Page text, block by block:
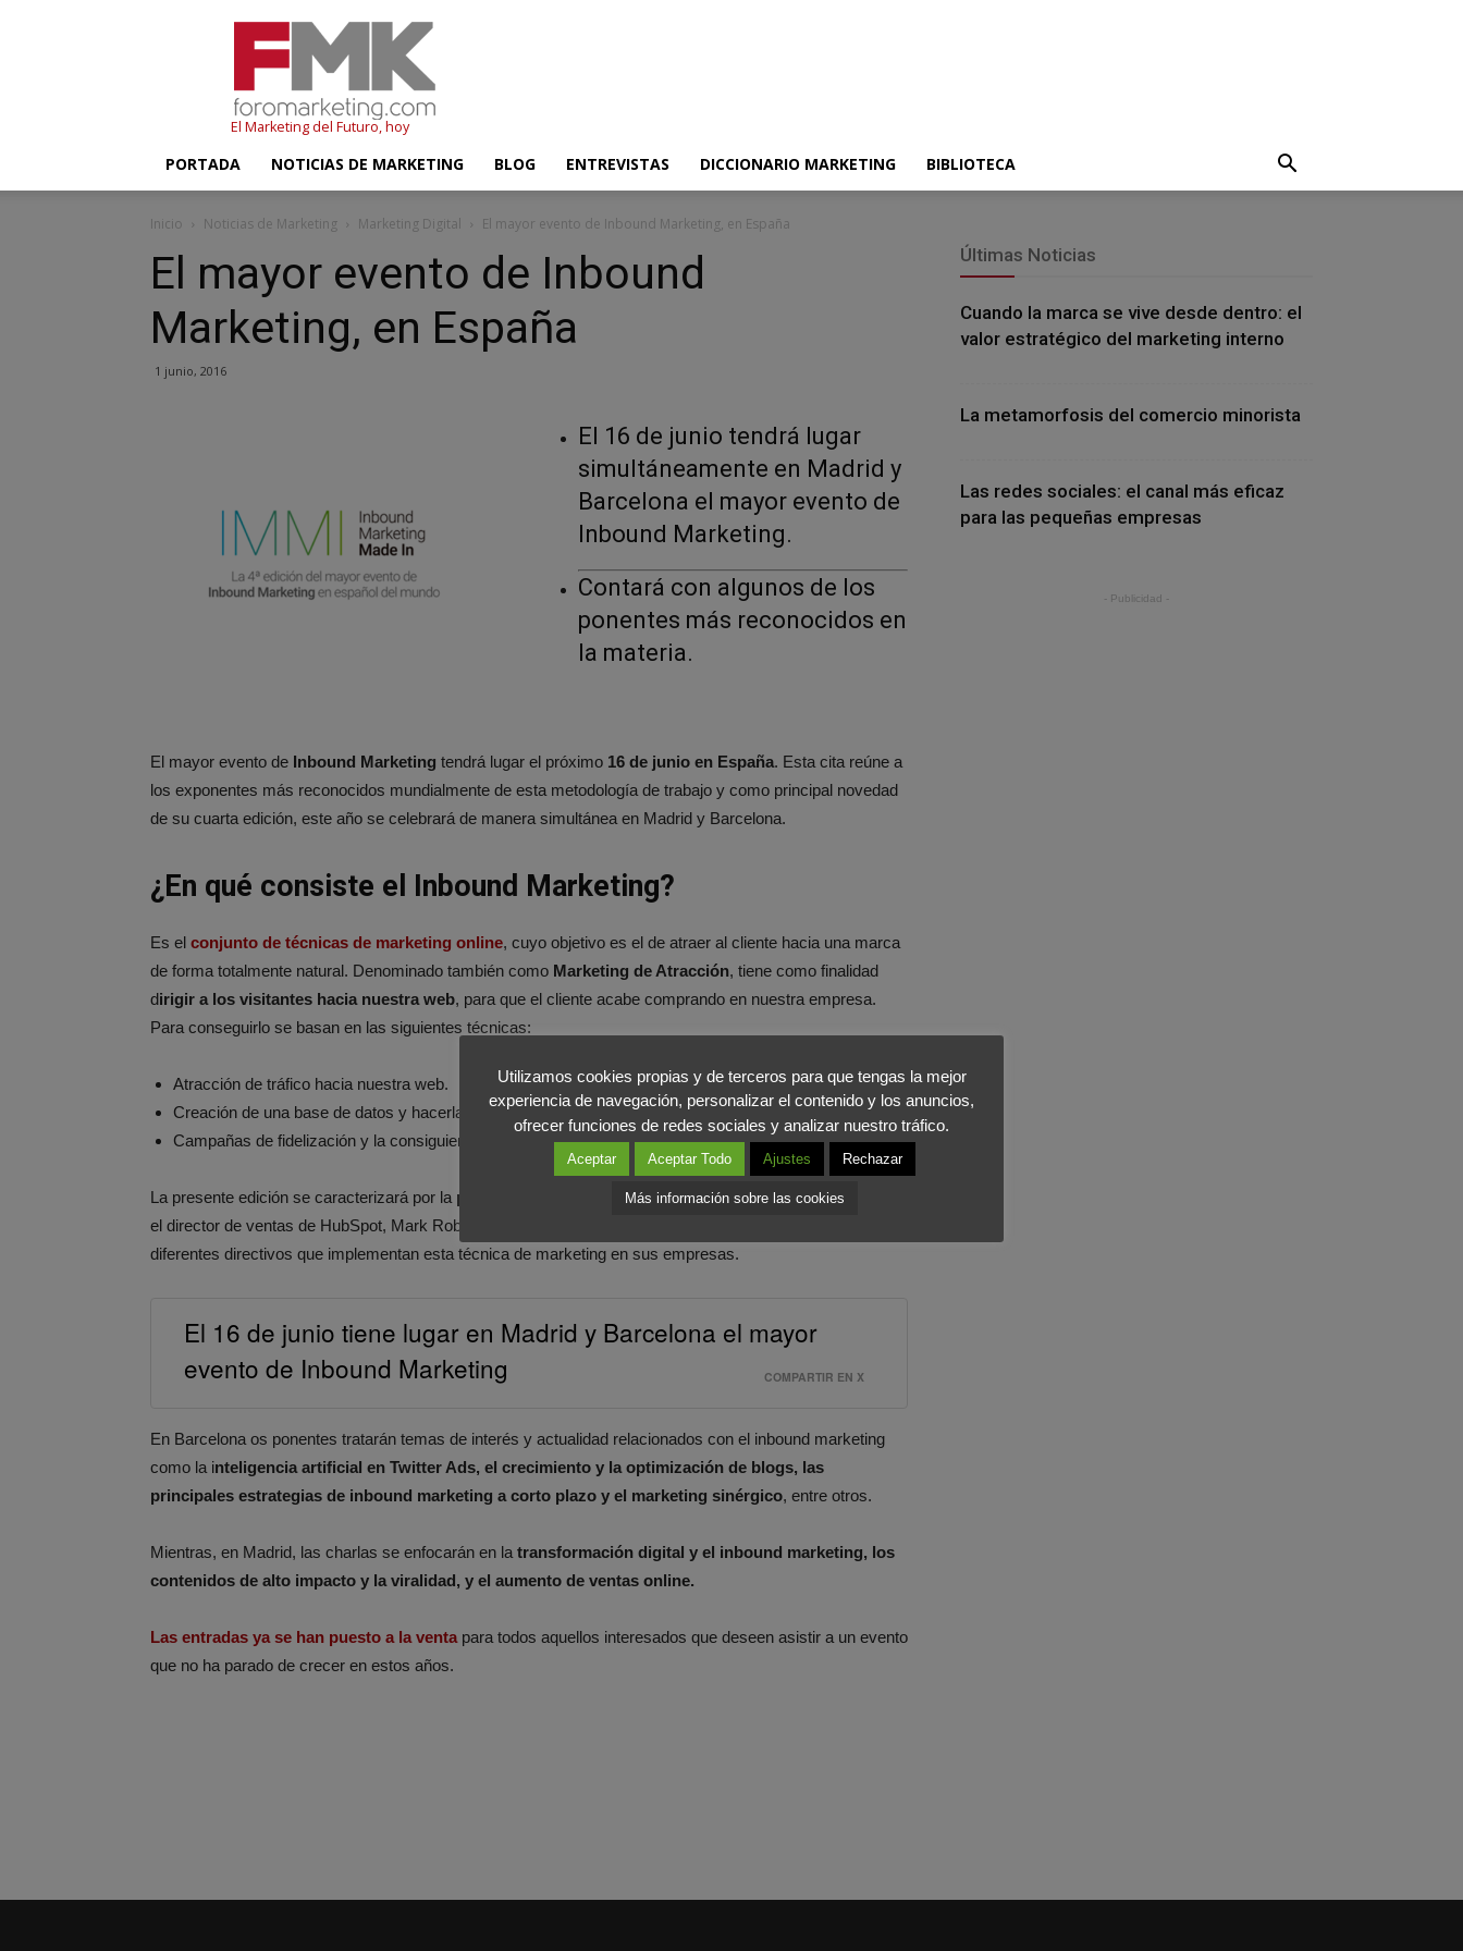
El Marketing del Futuro, hoy
PORTADA NOTICIAS DE MARKETING BLOG ENTREVISTAS DICCIONARIO MARKETING BIBLIOTECA
Inicio Noticias de Marketing Marketing Digital El mayor evento de Inbound Marketing, en España
El mayor evento de Inbound
Marketing, en España
1 junio, 2016
El 16 de junio tendrá lugar
simultáneamente en Madrid y
Barcelona el mayor evento de
Inbound Marketing.
Contará con algunos de los
ponentes más reconocidos en
la materia.
El mayor evento de Inbound Marketing tendrá lugar el próximo 16 de junio en España. Esta cita reúne a
los exponentes más reconocidos mundialmente de esta metodología de trabajo y como principal novedad
de su cuarta edición, este año se celebrará de manera simultánea en Madrid y Barcelona.
¿En qué consiste el Inbound Marketing?
Es el conjunto de técnicas de marketing online, cuyo objetivo es el de atraer al cliente hacia una marca
de forma totalmente natural. Denominado también como Marketing de Atracción, tiene como finalidad
dirigir a los visitantes hacia nuestra web, para que el cliente acabe comprando en nuestra empresa.
Para conseguirlo se basan en las siguientes técnicas:
Atracción de tráfico hacia nuestra web.
Creación de una base de datos y hacerla operativa.
Campañas de fidelización y la consiguiente prescripción.
La presente edición se caracterizará por la participación de ponentes de renombre internacional
el director de ventas de HubSpot, Mark Roberge. Además los asistentes podrán contar con la presencia de
diferentes directivos que implementan esta técnica de marketing en sus empresas.
El 16 de junio tiene lugar en Madrid y Barcelona el mayor
evento de Inbound Marketing
COMPARTIR EN X
En Barcelona os ponentes tratarán temas de interés y actualidad relacionados con el inbound marketing
como la inteligencia artificial en Twitter Ads, el crecimiento y la optimización de blogs, las
principales estrategias de inbound marketing a corto plazo y el marketing sinérgico, entre otros.
Mientras, en Madrid, las charlas se enfocarán en la transformación digital y el inbound marketing, los
contenidos de alto impacto y la viralidad, y el aumento de ventas online.
Las entradas ya se han puesto a la venta para todos aquellos interesados que deseen asistir a un evento
que no ha parado de crecer en estos años.
Últimas Noticias
Cuando la marca se vive desde dentro: el
valor estratégico del marketing interno
La metamorfosis del comercio minorista
Las redes sociales: el canal más eficaz
para las pequeñas empresas
- Publicidad -
Utilizamos cookies propias y de terceros para que tengas la mejor
experiencia de navegación, personalizar el contenido y los anuncios,
ofrecer funciones de redes sociales y analizar nuestro tráfico.
Aceptar Aceptar Todo Ajustes Rechazar
Más información sobre las cookies